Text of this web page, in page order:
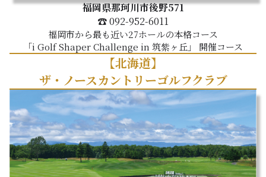
福岡県那珂川市後野571
☎ 092-952-6011
福岡市から最も近い27ホールの本格コース
「i Golf Shaper Challenge in 筑紫ヶ丘」 開催コース
【北海道】
ザ・ノースカントリーゴルフクラブ